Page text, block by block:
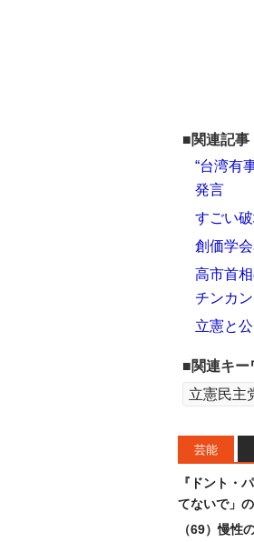
■関連記事
“台湾有
発言
すごい
創価学
高市首
チンカン
立憲と
■関連キー
立憲民主
芸能
『ドント・
てないで」
（69）慢性